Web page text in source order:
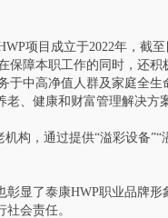
项目成立于2022年，截
保障本职工作的同时，还
于中高净值人群及家庭全
、健康和财富管理解决方
构，通过提供“溢彩设备”“
显了泰康HWP职业品牌
会责任。